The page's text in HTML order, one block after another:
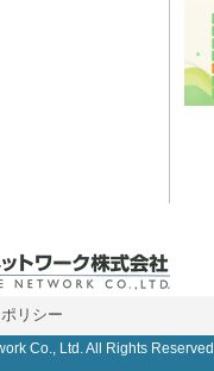
リシー
Co., Ltd. All Rights Reserved.